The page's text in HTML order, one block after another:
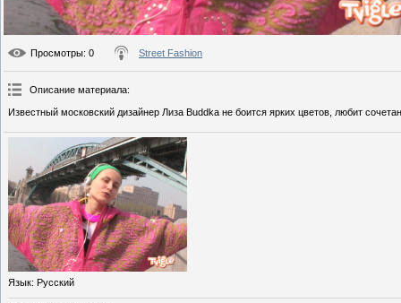
Просмотры: 0 Street Fashion
Описание материала:
Известный московский дизайнер Лиза Buddka не боится ярких цветов, любит
Язык: Русский